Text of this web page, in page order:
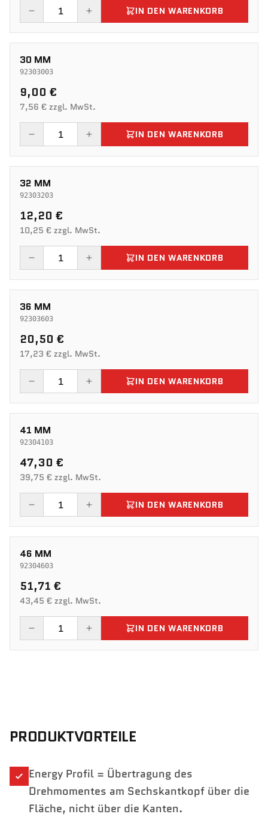
IN DEN WARENKORB
30 MM
92303003
9,00 €
7,56 € zzgl. MwSt.
IN DEN WARENKORB
32 MM
92303203
12,20 €
10,25 € zzgl. MwSt.
IN DEN WARENKORB
36 MM
92303603
20,50 €
17,23 € zzgl. MwSt.
IN DEN WARENKORB
41 MM
92304103
47,30 €
39,75 € zzgl. MwSt.
IN DEN WARENKORB
46 MM
92304603
51,71 €
43,45 € zzgl. MwSt.
IN DEN WARENKORB
PRODUKTVORTEILE
Energy Profil = Übertragung des
Drehmomentes am Sechskantkopf über die
Fläche, nicht über die Kanten.